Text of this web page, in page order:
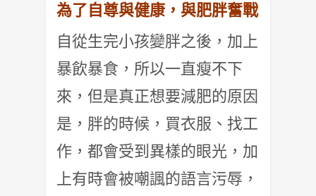
為了自尊與健康，與肥胖奮戰
自從生完小孩變胖之後，加上
暴飲暴食，所以一直瘦不下
來，但是真正想要減肥的原因
是，胖的時候，買衣服、找工
作，都會受到異樣的眼光，加
上有時會被嘲諷的語言污辱，